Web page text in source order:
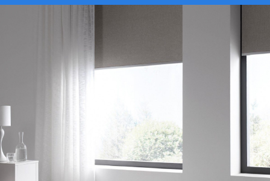
VER CATÁLOGO